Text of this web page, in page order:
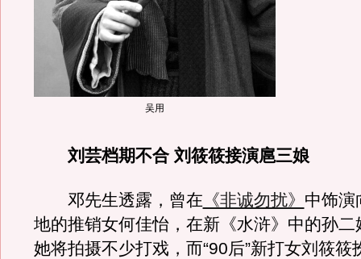
吴用
刘芸档期不合 刘筱筱接演扈三娘
邓先生透露，曾在 《非诚勿扰》 中饰演
地的推销女何佳怡，在新《水浒》中的孙二
她将拍摄不少打戏，而“90后”新打女刘筱筱